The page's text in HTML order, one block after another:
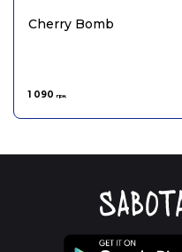
Cherry Bomb
1 090 грн.